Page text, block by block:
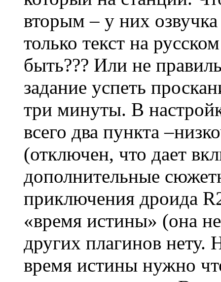
вторым – у них
только текст на
быть??? Или не
задание успеть
три минуты. В
всего два пункта
(отключен, что дает
дополнительные
приключения дроида
«время истины» (она
других плагинов нету.
время истины нужно